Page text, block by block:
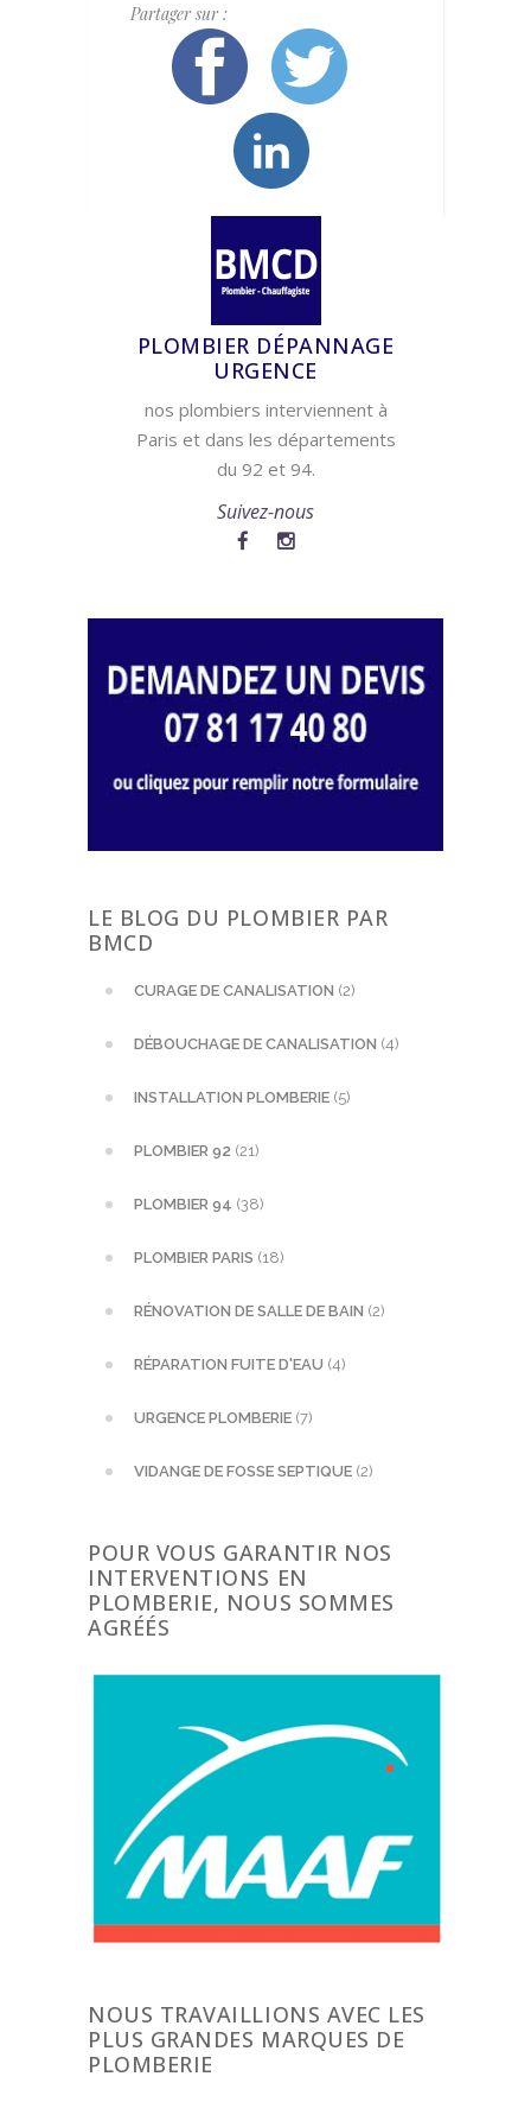
Partager sur :
PLOMBIER DÉPANNAGE
URGENCE
nos plombiers interviennent à
Paris et dans les départements
du 92 et 94.
Suivez-nous
LE BLOG DU PLOMBIER PAR
BMCD
CURAGE DE CANALISATION (2)
DÉBOUCHAGE DE CANALISATION (4)
INSTALLATION PLOMBERIE (5)
PLOMBIER 92 (21)
PLOMBIER 94 (38)
PLOMBIER PARIS (18)
RÉNOVATION DE SALLE DE BAIN (2)
RÉPARATION FUITE D'EAU (4)
URGENCE PLOMBERIE (7)
VIDANGE DE FOSSE SEPTIQUE (2)
POUR VOUS GARANTIR NOS
INTERVENTIONS EN
PLOMBERIE, NOUS SOMMES
AGRÉÉS
NOUS TRAVAILLIONS AVEC LES
PLUS GRANDES MARQUES DE
PLOMBERIE